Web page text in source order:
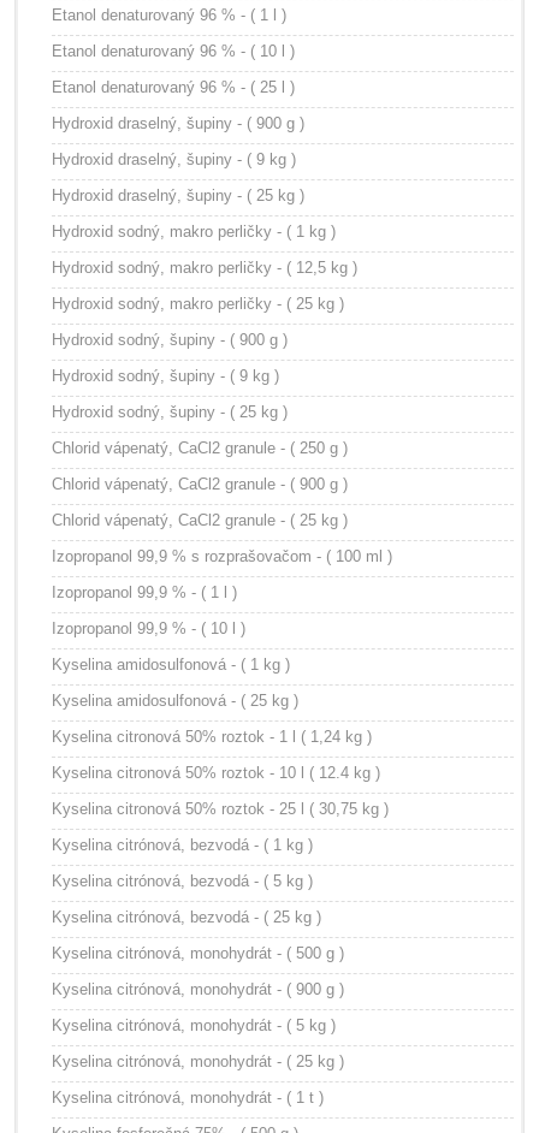
Etanol denaturovaný 96 % - ( 1 l )
Etanol denaturovaný 96 % - ( 10 l )
Etanol denaturovaný 96 % - ( 25 l )
Hydroxid draselný, šupiny - ( 900 g )
Hydroxid draselný, šupiny - ( 9 kg )
Hydroxid draselný, šupiny - ( 25 kg )
Hydroxid sodný, makro perličky - ( 1 kg )
Hydroxid sodný, makro perličky - ( 12,5 kg )
Hydroxid sodný, makro perličky - ( 25 kg )
Hydroxid sodný, šupiny - ( 900 g )
Hydroxid sodný, šupiny - ( 9 kg )
Hydroxid sodný, šupiny - ( 25 kg )
Chlorid vápenatý, CaCl2 granule - ( 250 g )
Chlorid vápenatý, CaCl2 granule - ( 900 g )
Chlorid vápenatý, CaCl2 granule - ( 25 kg )
Izopropanol 99,9 % s rozprašovačom - ( 100 ml )
Izopropanol 99,9 % - ( 1 l )
Izopropanol 99,9 % - ( 10 l )
Kyselina amidosulfonová - ( 1 kg )
Kyselina amidosulfonová - ( 25 kg )
Kyselina citronová 50% roztok - 1 l ( 1,24 kg )
Kyselina citronová 50% roztok - 10 l ( 12.4 kg )
Kyselina citronová 50% roztok - 25 l ( 30,75 kg )
Kyselina citrónová, bezvodá - ( 1 kg )
Kyselina citrónová, bezvodá - ( 5 kg )
Kyselina citrónová, bezvodá - ( 25 kg )
Kyselina citrónová, monohydrát - ( 500 g )
Kyselina citrónová, monohydrát - ( 900 g )
Kyselina citrónová, monohydrát - ( 5 kg )
Kyselina citrónová, monohydrát - ( 25 kg )
Kyselina citrónová, monohydrát - ( 1 t )